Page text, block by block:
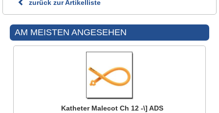
zurück zur Artikelliste
AM MEISTEN ANGESEHEN
Katheter Malecot Ch 12 -\] ADS